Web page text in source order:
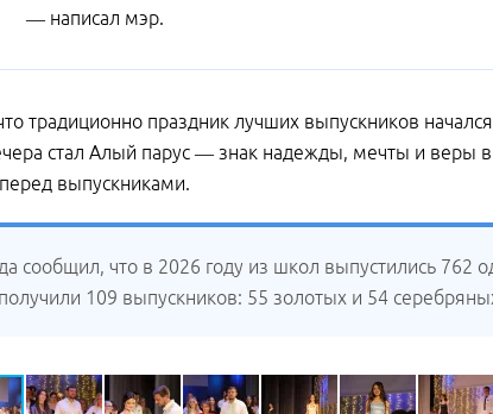
— написал мэр.
традиционно праздник лучших выпускников
стал Алый парус — знак надежды, мечты и веры в
выпускниками.
сообщил, что в 2026 году из школ выпустились 762
109 выпускников: 55 золотых и 54